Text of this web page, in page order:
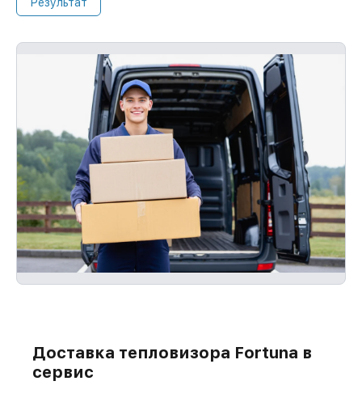
Доставка тепловизора Fortuna в
сервис